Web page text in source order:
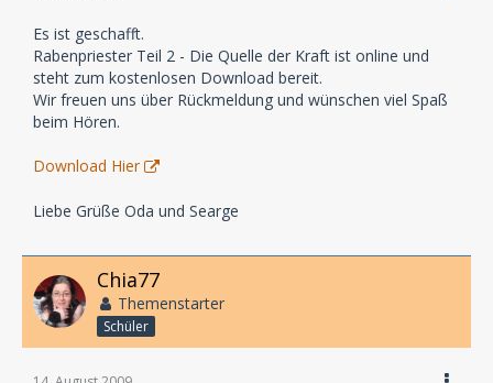
Es ist geschafft.
Rabenpriester Teil 2 - Die Quelle der Kraft ist online und
steht zum kostenlosen Download bereit.
Wir freuen uns über Rückmeldung und wünschen viel Spaß
beim Hören.
Download Hier
Liebe Grüße Oda und Searge
Chia77
Themenstarter
Schüler